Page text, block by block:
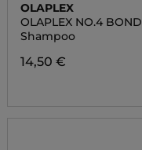
OLAPLEX
OLAPLEX NO.4 BOND
MAINTENANCE™
SHAMPOO
Shampoo
14,50 €